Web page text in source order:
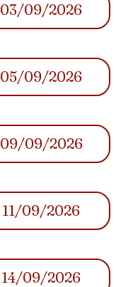
03/09/2026
05/09/2026
09/09/2026
11/09/2026
14/09/2026